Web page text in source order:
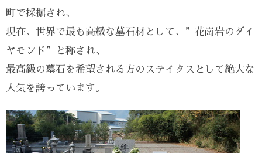
町で採掘され、
現在、世界で最も高級な墓石材として、”花崗岩のダイ
ヤモンド”と称され、
最高級の墓石を希望される方のステイタスとして絶大な
人気を誇っています。